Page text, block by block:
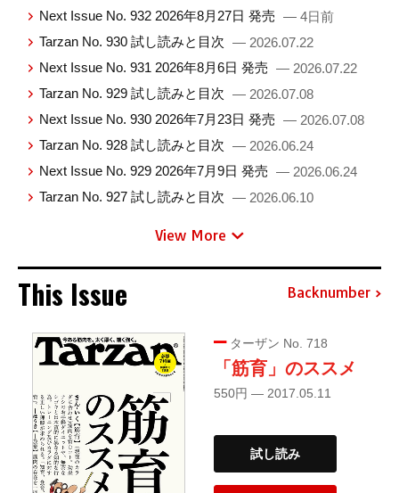
Next Issue No. 932 2026年8月27日 発売 — 4日前
Tarzan No. 930 試し読みと目次 — 2026.07.22
Next Issue No. 931 2026年8月6日 発売 — 2026.07.22
Tarzan No. 929 試し読みと目次 — 2026.07.08
Next Issue No. 930 2026年7月23日 発売 — 2026.07.08
Tarzan No. 928 試し読みと目次 — 2026.06.24
Next Issue No. 929 2026年7月9日 発売 — 2026.06.24
Tarzan No. 927 試し読みと目次 — 2026.06.10
View More
This Issue Backnumber
ターザン No. 718
「筋育」のススメ
550円 — 2017.05.11
試し読み